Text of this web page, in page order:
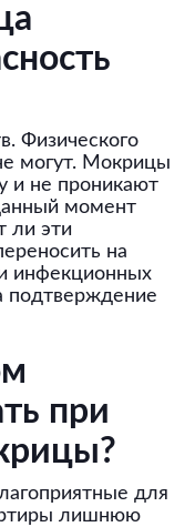
Физического
могут. Мокрицы
и не проникают
момент
ли эти
на
инфекционных
подтверждение
при
для
лишнюю